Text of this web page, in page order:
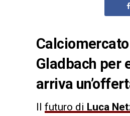
Calciomercato
Gladbach per
arriva
Il futuro di Luca